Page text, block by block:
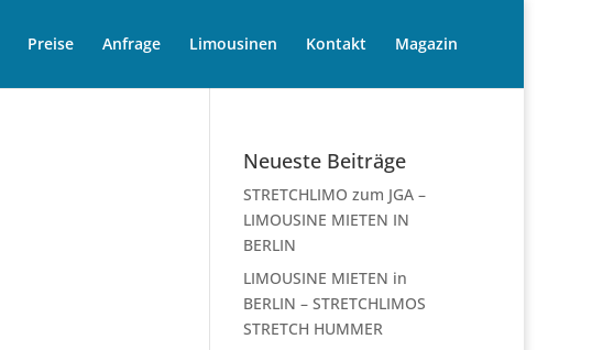
Preise Anfrage Limousinen Kontakt Magazin
Neueste Beiträge
STRETCHLIMO zum JGA –
LIMOUSINE MIETEN IN
BERLIN
LIMOUSINE MIETEN in
BERLIN – STRETCHLIMOS
STRETCH HUMMER